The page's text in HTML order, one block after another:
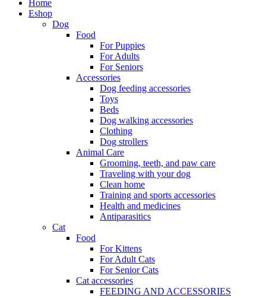
Home
Eshop
Dog
Food
For Puppies
For Adults
For Seniors
Accessories
Dog feeding accessories
Toys
Beds
Dog walking accessories
Clothing
Dog strollers
Animal Care
Grooming, teeth, and paw care
Traveling with your dog
Clean home
Training and sports accessories
Health and medicines
Antiparasitics
Cat
Food
For Kittens
For Adult Cats
For Senior Cats
Cat accessories
FEEDING AND ACCESSORIES